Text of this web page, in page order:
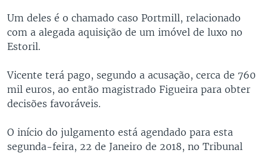
Um deles é o chamado caso Portmill, relacionado
com a alegada aquisição de um imóvel de luxo no
Estoril.
Vicente terá pago, segundo a acusação, cerca de 760
mil euros, ao então magistrado Figueira para obter
decisões favoráveis.
O início do julgamento está agendado para esta
segunda-feira, 22 de Janeiro de 2018, no Tribunal